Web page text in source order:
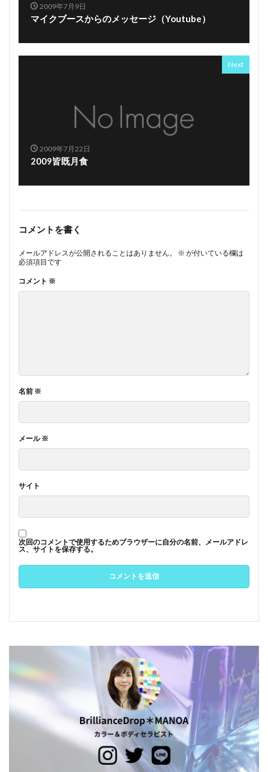
2009年7月9日
マイクブースからのメッセージ（Youtube）
Next
2009年7月22日
2009皆既月食
コメントを書く
メールアドレスが公開されることはありません。 ※ が付いている欄は
必須項目です
コメント ※
名前 ※
メール※
サイト
次回のコメントで使用するためブラウザーに自分の名前、メールアドレ
ス、サイトを保存する。